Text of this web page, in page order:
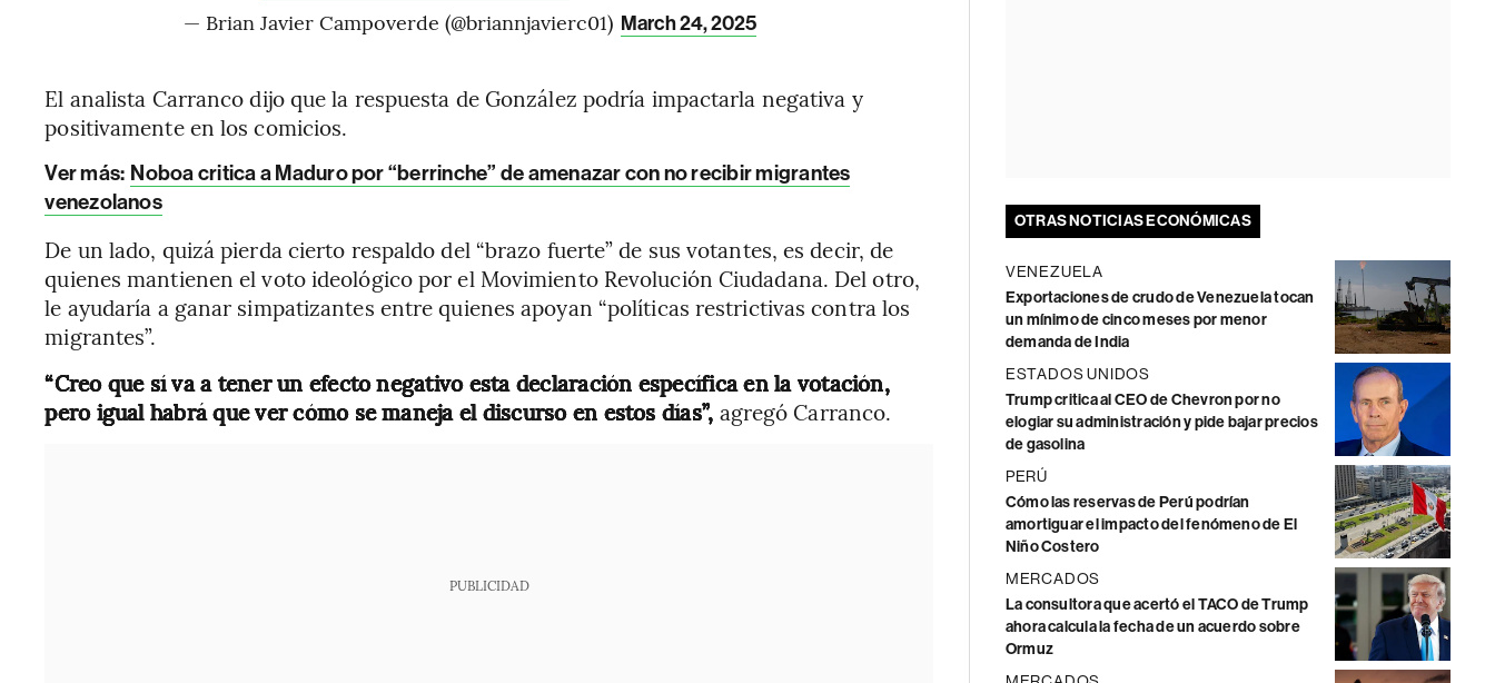
— Brian Javier Campoverde (@briannjavierc01) March 24, 2025
El analista Carranco dijoque la respuesta de González podría impactarla negativa y
positivamente en los comicios.
Ver más: Noboa critica a Maduro por “berrinche” de amenazar con no recibir migrantes
venezolanos
De un lado, quizá pierda cierto respaldo del “brazo fuerte” de sus votantes, es decir, de
quienes mantienen el voto ideológico por el Movimiento Revolución Ciudadana. Del otro,
le ayudaría a ganar simpatizantes entre quienes apoyan “políticas restrictivas contra los
migrantes”.
“Creo que sí va a tener un efecto negativo esta declaración específica en la votación,
pero igual habrá que ver cómo se maneja el discurso en estos días”, agregó Carranco.
PUBLICIDAD
OTRAS NOTICIAS ECONÓMICAS
VENEZUELA
Exportaciones de crudo de Venezuela tocan
un mínimo de cinco meses por menor
demanda de India
ESTADOS UNIDOS
Trump critica al CEO de Chevron por no
elogiar su administración y pide bajar precios
de gasolina
PERÚ
Cómo las reservas de Perú podrían
amortiguar el impacto del fenómeno de El
Niño Costero
MERCADOS
La consultora que acertó el TACO de Trump
ahora calcula la fecha de un acuerdo sobre
Ormuz